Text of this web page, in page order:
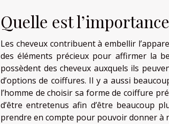
Quelle est
Les cheveux contribuent à embellir
des éléments précieux pour affirmer la
possèdent des cheveux auxquels ils
d’options de coiffures. Il y a aussi
l’homme de choisir sa forme de coiffure
d’être entretenus afin d’être beaucoup
prendre en compte pour pouvoir donner à